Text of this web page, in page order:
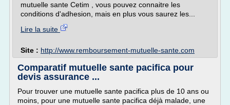
mutuelle sante Cetim , vous pouvez connaitre les
conditions d'adhesion, mais en plus vous saurez les...
Lire la suite
Site : http://www.remboursement-mutuelle-sante.com
Comparatif mutuelle sante pacifica pour
devis assurance ...
Pour trouver une mutuelle sante pacifica plus de 10 ans ou
moins, pour une mutuelle sante pacifica déjà malade, une